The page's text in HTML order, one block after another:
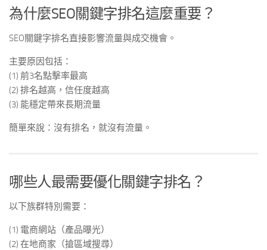
為什麼SEO關鍵字排名這麼重要？
SEO關鍵字排名直接影響流量與成交機會。
主要原因包括：
(1) 前3名點擊率最高
(2) 排名越高，信任度越高
(3) 能穩定帶來長期流量
簡單來說：沒有排名，就沒有流量。
哪些人最需要優化關鍵字排名？
以下族群特別需要：
(1) 電商網站（產品曝光）
(2) 在地商家（搶區域搜尋）